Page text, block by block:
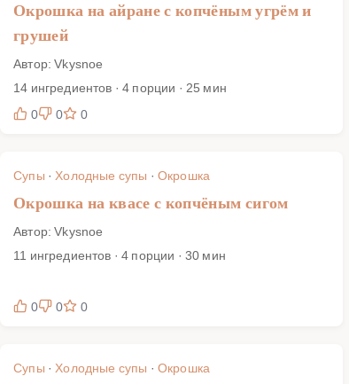
Окрошка на айране с копчёным угрём и
грушей
Автор: Vkysnoe
14 ингредиентов · 4 порции · 25 мин
0
0 0
Супы ·Холодные супы · Окрошка
Окрошка на квасе с копчёным сигом
Автор: Vkysnoe
11 ингредиентов · 4 порции · 30 мин
0 0 0
Супы ·Холодные супы · Окрошка